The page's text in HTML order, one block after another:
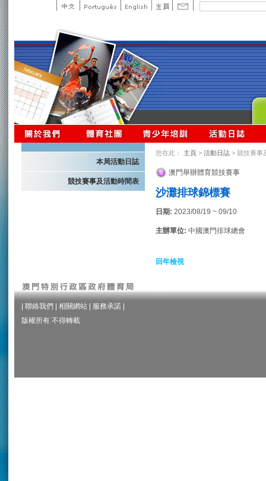
本局活動日誌
競技賽事及活動時間表
您在此： 主頁 > 活動日誌 > 競技賽事
澳門舉辦體育競技賽事
沙灘排球錦標賽
日期: 2023/08/19 ~ 09/10
主辦單位: 中國澳門排球總會
回年檢視
聯絡我們 相關網站 服務承諾
版權所有 不得轉載